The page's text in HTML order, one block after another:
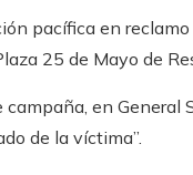
pacífica en
25 de Mayo de
en General
de la víctima”.